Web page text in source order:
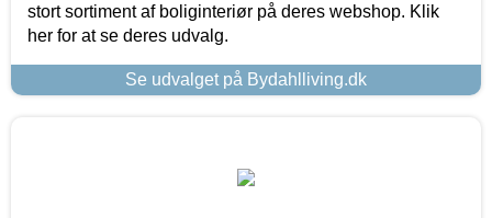
stort sortiment af boliginteriør på deres webshop. Klik
her for at se deres udvalg.
Se udvalget på Bydahlliving.dk